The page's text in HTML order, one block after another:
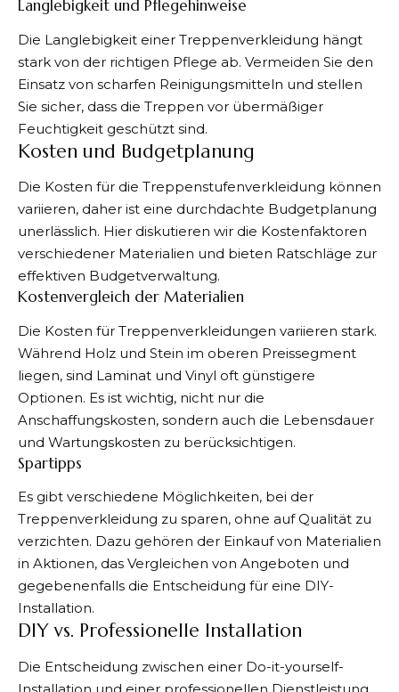
Langlebigkeit und Pflegehinweise
Die Langlebigkeit einer Treppenverkleidung hängt
stark von der richtigen Pflege ab. Vermeiden Sie den
Einsatz von scharfen Reinigungsmitteln und stellen
Sie sicher, dass die Treppen vor übermäßiger
Feuchtigkeit geschützt sind.
Kosten und Budgetplanung
Die Kosten für die Treppenstufenverkleidung können
variieren, daher ist eine durchdachte Budgetplanung
unerlässlich. Hier diskutieren wir die Kostenfaktoren
verschiedener Materialien und bieten Ratschläge zur
effektiven Budgetverwaltung.
Kostenvergleich der Materialien
Die Kosten für Treppenverkleidungen variieren stark.
Während Holz und Stein im oberen Preissegment
liegen, sind Laminat und Vinyl oft günstigere
Optionen. Es ist wichtig, nicht nur die
Anschaffungskosten, sondern auch die Lebensdauer
und Wartungskosten zu berücksichtigen.
Spartipps
Es gibt verschiedene Möglichkeiten, bei der
Treppenverkleidung zu sparen, ohne auf Qualität zu
verzichten. Dazu gehören der Einkauf von Materialien
in Aktionen, das Vergleichen von Angeboten und
gegebenenfalls die Entscheidung für eine DIY-
Installation.
DIY vs. Professionelle Installation
Die Entscheidung zwischen einer Do-it-yourself-
Installation und einer professionellen Dienstleistung